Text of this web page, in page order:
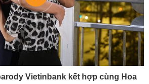
Thái Tử Vùng Cao: MV tiền tỷ của